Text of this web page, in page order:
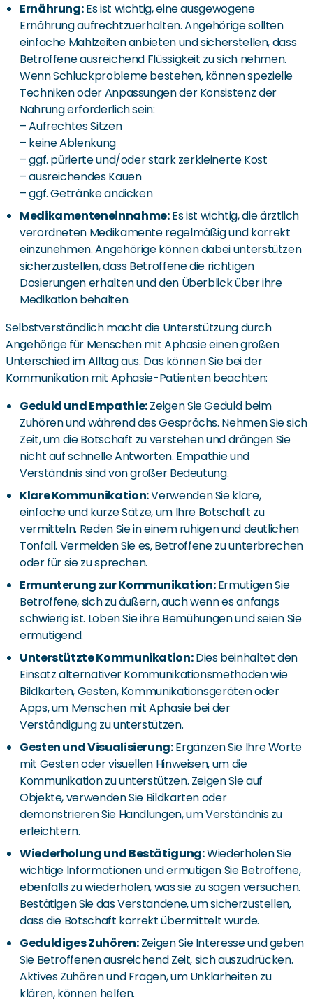
Ernährung:Es ist wichtig, eine ausgewogene
Ernährung aufrechtzuerhalten. Angehörige sollten
einfache Mahlzeiten anbieten und sicherstellen, dass
Betroffene ausreichend Flüssigkeit zu sich nehmen.
Wenn Schluckprobleme bestehen, können spezielle
Techniken oder Anpassungen der Konsistenz der
Nahrung erforderlich sein:
– Aufrechtes Sitzen
– keine Ablenkung
– ggf. pürierte und/oder stark zerkleinerte Kost
– ausreichendes Kauen
– ggf. Getränke andicken
Medikamenteneinnahme:Es ist wichtig, die ärztlich
verordneten Medikamente regelmäßig und korrekt
einzunehmen. Angehörige können dabei unterstützen
sicherzustellen, dass Betroffene die richtigen
Dosierungen erhalten und den Überblick über ihre
Medikation behalten.
Selbstverständlich macht die Unterstützung durch
Angehörige für Menschen mit Aphasie einen großen
Unterschied im Alltag aus. Das können Sie bei der
Kommunikation mit Aphasie-Patienten beachten:
Geduld und Empathie:Zeigen Sie Geduld beim
Zuhören und während des Gesprächs. Nehmen Sie sich
Zeit, um die Botschaft zu verstehen und drängen Sie
nicht auf schnelle Antworten. Empathie und
Verständnis sind von großer Bedeutung.
Klare Kommunikation:Verwenden Sie klare,
einfache und kurze Sätze, um Ihre Botschaft zu
vermitteln. Reden Sie in einem ruhigen und deutlichen
Tonfall. Vermeiden Sie es, Betroffene zu unterbrechen
oder für sie zu sprechen.
Ermunterung zur Kommunikation:Ermutigen Sie
Betroffene, sich zu äußern, auch wenn es anfangs
schwierig ist. Loben Sie ihre Bemühungen und seien Sie
ermutigend.
Unterstützte Kommunikation:Dies beinhaltet den
Einsatz alternativer Kommunikationsmethoden wie
Bildkarten, Gesten, Kommunikationsgeräten oder
Apps, um Menschen mit Aphasie bei der
Verständigung zu unterstützen.
Gesten und Visualisierung:Ergänzen Sie Ihre Worte
mit Gesten oder visuellen Hinweisen, um die
Kommunikation zu unterstützen. Zeigen Sie auf
Objekte, verwenden Sie Bildkarten oder
demonstrieren Sie Handlungen, um Verständnis zu
erleichtern.
Wiederholung und Bestätigung:Wiederholen Sie
wichtige Informationen und ermutigen Sie Betroffene,
ebenfalls zu wiederholen, was sie zu sagen versuchen.
Bestätigen Sie das Verstandene, um sicherzustellen,
dass die Botschaft korrekt übermittelt wurde.
Geduldiges Zuhören:Zeigen Sie Interesse und geben
Sie Betroffenen ausreichend Zeit, sich auszudrücken.
Aktives Zuhören und Fragen, um Unklarheiten zu
klären, können helfen.